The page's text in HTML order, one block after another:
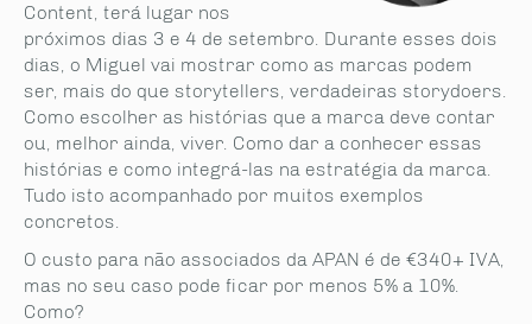
Content, terá lugar nos
próximos dias 3 e 4 de setembro. Durante esses dois
dias, o Miguel vai mostrar como as marcas podem
ser, mais do que storytellers, verdadeiras storydoers.
Como escolher as histórias que a marca deve contar
ou, melhor ainda, viver. Como dar a conhecer essas
histórias e como integrá-las na estratégia da marca.
Tudo isto acompanhado por muitos exemplos
concretos.
O custo para não associados da APAN é de €340+ IVA,
mas no seu caso pode ficar por menos 5% a 10%.
Como?